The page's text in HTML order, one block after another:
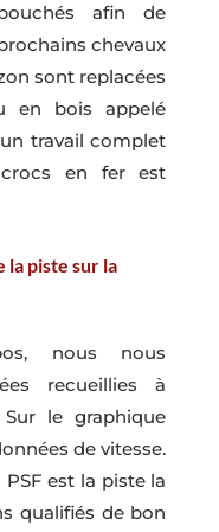
afin de
chevaux
sont replacées
en bois appelé
travail complet
en fer est
la piste sur la
nous nous
recueillies à
Sur le graphique
de vitesse.
est la piste la
qualifiés de bon